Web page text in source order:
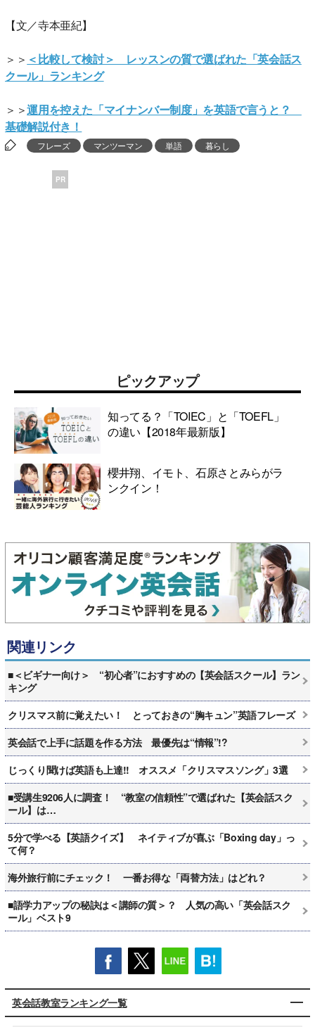
【文／寺本亜紀】
＞＞ ＜比較して検討＞ レッスンの質で選ばれた「英会話ス
クール」ランキング
＞＞運用を控えた「マイナンバー制度」を英語で言うと？
基礎解説付き！
フレーズ マンツーマン 単語 暮らし
PR
ピックアップ
知ってる？「TOIEC」と「TOEFL」
の違い【2018年最新版】
櫻井翔、イモト、石原さとみらがラ
ンクイン！
関連リンク
■＜ビギナー向け＞ “初心者”におすすめの【英会話スクール】ラン
キング
クリスマス前に覚えたい！ とっておきの“胸キュン”英語フレーズ
英会話で上手に話題を作る方法 最優先は“情報”!?
じっくり聞けば英語も上達!! オススメ「クリスマスソング」3選
■受講生9206人に調査！ “教室の信頼性”で選ばれた【英会話スク
ール】は…
5分で学べる【英語クイズ】 ネイティブが喜ぶ「Boxing day」っ
て何？
海外旅行前にチェック！ 一番お得な「両替方法」はどれ？
■語学力アップの秘訣は＜講師の質＞？ 人気の高い「英会話スク
ール」ベスト9
英会話教室ランキング一覧